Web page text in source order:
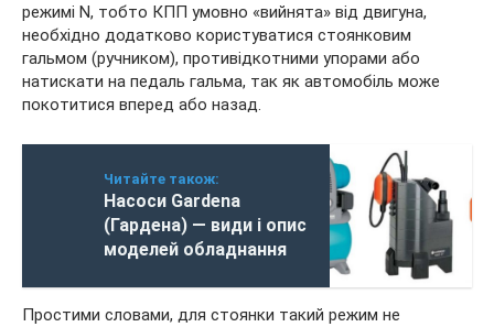
режимі N, тобто КПП умовно «вийнята» від двигуна,
необхідно додатково користуватися стоянковим
гальмом (ручником), противідкотними упорами або
натискати на педаль гальма, так як автомобіль може
покотитися вперед або назад.
Читайте також:
Насоси Gardena
(Гардена) — види і опис
моделей обладнання
Простими словами, для стоянки такий режим не